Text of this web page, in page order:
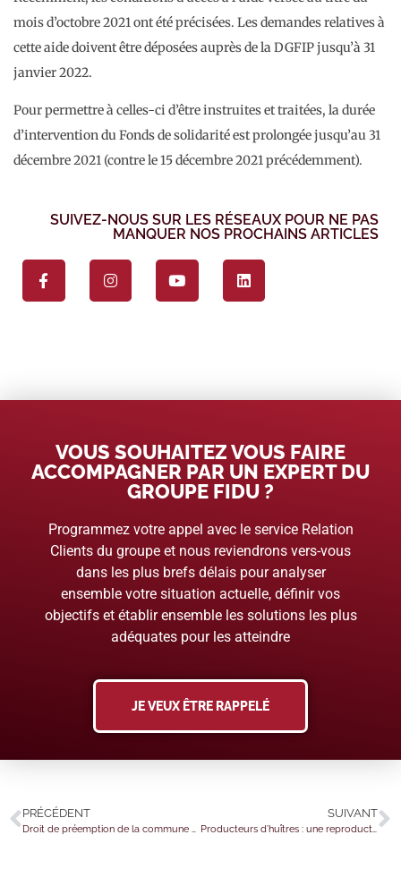
mois d’octobre 2021 ont été précisées. Les demandes relatives à
cette aide doivent être déposées auprès de la DGFIP jusqu’à 31
janvier 2022.
Pour permettre à celles-ci d’être instruites et traitées, la durée
d’intervention du Fonds de solidarité est prolongée jusqu’au 31
décembre 2021 (contre le 15 décembre 2021 précédemment).
SUIVEZ-NOUS SUR LES RÉSEAUX POUR NE PAS
MANQUER NOS PROCHAINS ARTICLES
VOUS SOUHAITEZ VOUS FAIRE
ACCOMPAGNER PAR UN EXPERT DU
GROUPE FIDU ?
Programmez votre appel avec le service Relation
Clients du groupe et nous reviendrons vers-vous
dans les plus brefs délais pour analyser
ensemble votre situation actuelle, définir vos
objectifs et établir ensemble les solutions les plus
adéquates pour les atteindre
JE VEUX ÊTRE RAPPELÉ
PRÉCÉDENT
Droit de préemption de la commune vs droit de préemption de l’agriculteur : qui gagne ?
SUIVANT
Producteurs d’huîtres : une reproduction encadrée